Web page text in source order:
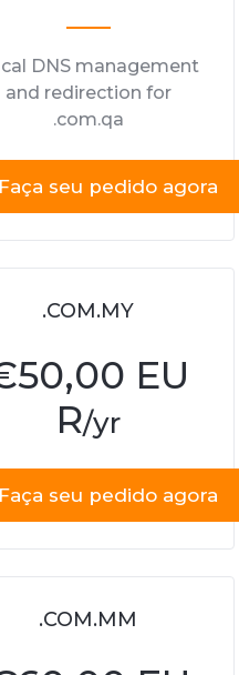
DNS management
and redirection for
.com.qa
seu pedido agora
.COM.MY
50,00 EU
R/yr
seu pedido agora
.COM.MM